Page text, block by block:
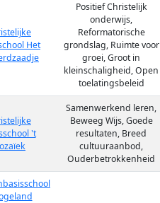
Het
Positief Christelijk
onderwijs,
Reformatorische
grondslag, Ruimte voor
groei, Groot in
kleinschaligheid, Open
toelatingsbeleid
't
Samenwerkend leren,
Beweeg Wijs, Goede
resultaten, Breed
cultuuraanbod,
Ouderbetrokkenheid